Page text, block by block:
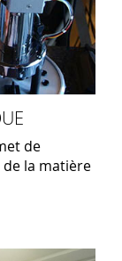
de
la matière